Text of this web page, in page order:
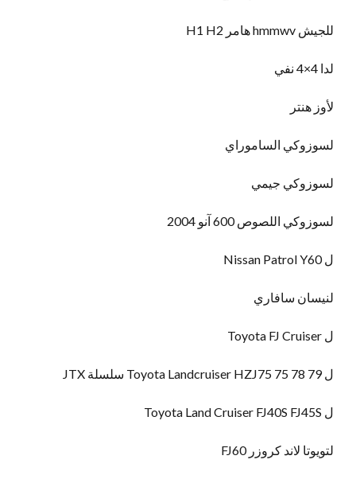
للجيش hmmwv هامر H1 H2
لدا 4×4 نفي
لأوز هنتر
لسوزوكي الساموراي
لسوزوكي جيمي
لسوزوكي اللصوص 600 آنو 2004
ل Nissan Patrol Y60
لنيسان سافاري
ل Toyota FJ Cruiser
ل Toyota Landcruiser HZJ75 75 78 79 سلسلة JTX
ل Toyota Land Cruiser FJ40S FJ45S
لتويوتا لاند كروزر FJ60